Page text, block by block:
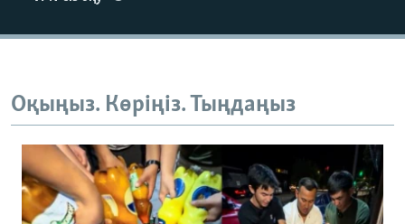
Оқыңыз. Көріңіз. Тыңдаңыз